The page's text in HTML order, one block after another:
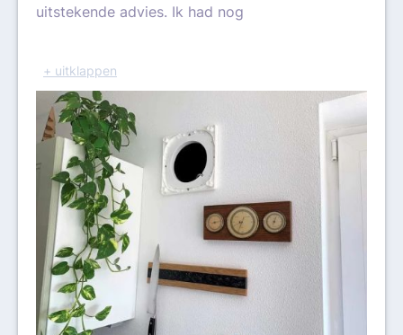
uitstekende advies. Ik had nog
+ uitklappen